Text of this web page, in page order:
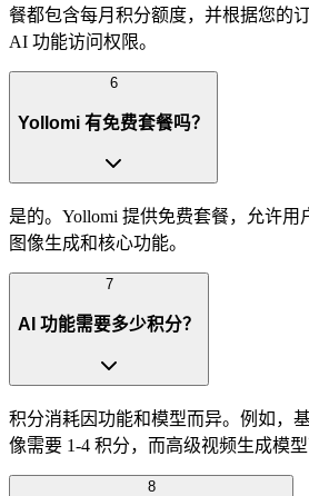
餐都包含每月积分额度，并根据您的
AI 功能访问权限。
6
Yollomi 有免费套餐吗？
是的。Yollomi 提供免费套餐，允许
图像生成和核心功能。
7
AI 功能需要多少积分？
积分消耗因功能和模型而异。例如，
像需要 1-4 积分，而高级视频生成模
8